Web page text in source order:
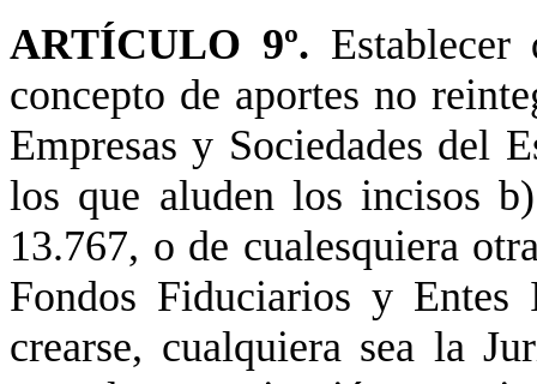
ARTÍCULO 9º.
concepto de aportes no
Empresas y Sociedades del
los que aluden los incisos
13.767, o de cualesquiera
Fondos Fiduciarios y Entes
crearse, cualquiera sea la